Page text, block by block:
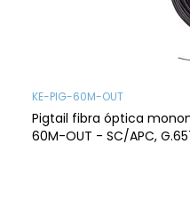
KE-PIG-60M-OUT
Pigtail fibra óptica
60M-OUT - SC/APC,